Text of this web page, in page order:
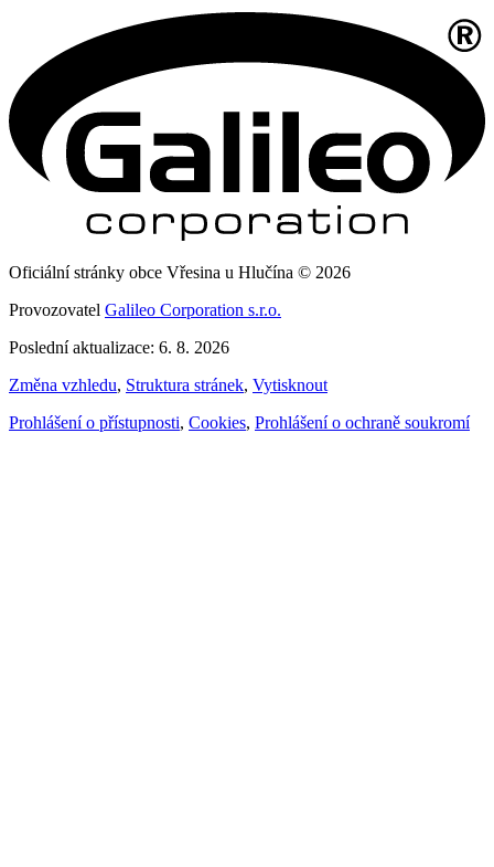
Oficiální stránky obce Vřesina u Hlučína © 2026
Provozovatel Galileo Corporation s.r.o.
Poslední aktualizace: 6. 8. 2026
Změna vzhledu, Struktura stránek, Vytisknout
Prohlášení o přístupnosti, Cookies, Prohlášení o ochraně soukromí